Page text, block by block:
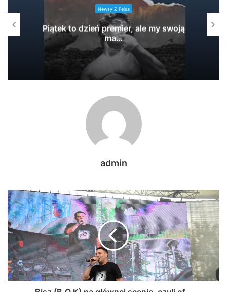
Newsy Z Fejsa
ZETENWUPE gość Kuba Knap – Wisełka
prod. Wrotas
admin